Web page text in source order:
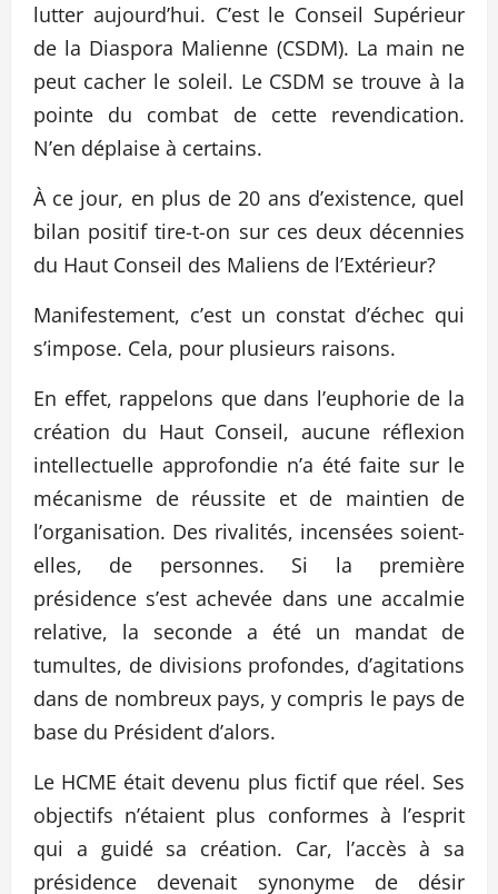
lutter aujourd’hui. C’est le Conseil Supérieur
de la Diaspora Malienne (CSDM). La main ne
peut cacher le soleil. Le CSDM se trouve à la
pointe du combat de cette revendication.
N’en déplaise à certains.
À ce jour, en plus de 20 ans d’existence, quel
bilan positif tire-t-on sur ces deux décennies
du Haut Conseil des Maliens de l’Extérieur?
Manifestement, c’est un constat d’échec qui
s’impose. Cela, pour plusieurs raisons.
En effet, rappelons que dans l’euphorie de la
création du Haut Conseil, aucune réflexion
intellectuelle approfondie n’a été faite sur le
mécanisme de réussite et de maintien de
l’organisation. Des rivalités, incensées soient-
elles, de personnes. Si la première
présidence s’est achevée dans une accalmie
relative, la seconde a été un mandat de
tumultes, de divisions profondes, d’agitations
dans de nombreux pays, y compris le pays de
base du Président d’alors.
Le HCME était devenu plus fictif que réel. Ses
objectifs n’étaient plus conformes à l’esprit
qui a guidé sa création. Car, l’accès à sa
présidence devenait synonyme de désir